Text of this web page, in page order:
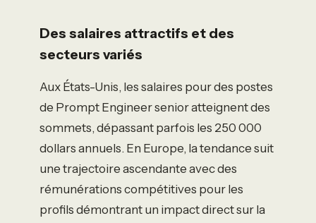
Des salaires attractifs et des
secteurs variés
Aux États-Unis, les salaires pour des postes
de Prompt Engineer senior atteignent des
sommets, dépassant parfois les 250 000
dollars annuels. En Europe, la tendance suit
une trajectoire ascendante avec des
rémunérations compétitives pour les
profils démontrant un impact direct sur la